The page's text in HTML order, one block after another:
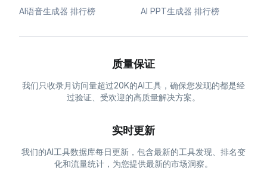
AI语音生成器 排行榜
AI PPT生成器 排行榜
质量保证
我们只收录月访问量超过20K的AI工具，确保您发现的都是经
过验证、受欢迎的高质量解决方案。
实时更新
我们的AI工具数据库每日更新，包含最新的工具发现、排名变
化和流量统计，为您提供最新的市场洞察。